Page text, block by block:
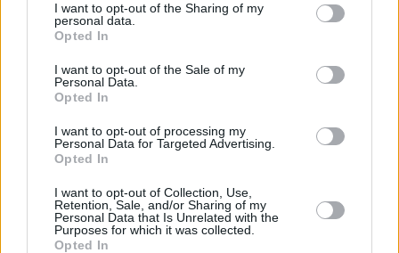
I want to opt-out of the Sharing of my
personal data.
Opted In
I want to opt-out of the Sale of my
Personal Data.
Opted In
I want to opt-out of processing my
Personal Data for Targeted Advertising.
Opted In
I want to opt-out of Collection, Use,
Retention, Sale, and/or Sharing of my
Personal Data that Is Unrelated with the
Purposes for which it was collected.
Opted In
Ο καιρός στη Χίο, σήμερα 3 Αυγούστου 2026
Διαφήμιση